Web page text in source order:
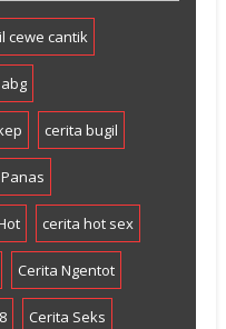
cewe cantik
cerita bugil
cerita hot sex
Cerita Ngentot
Cerita Seks